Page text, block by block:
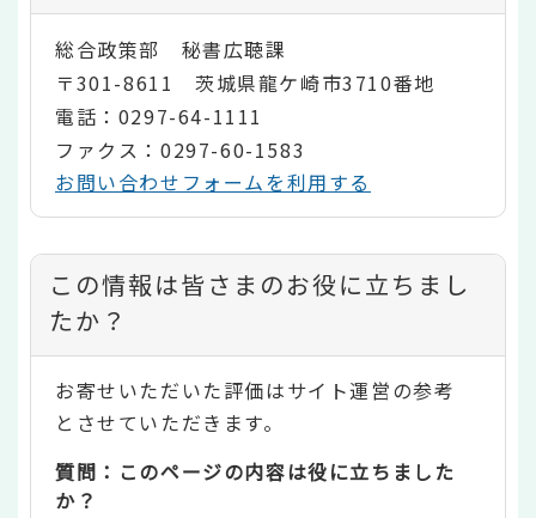
総合政策部 秘書広聴課
〒301-8611 茨城県龍ケ崎市3710番地
電話：0297-64-1111
ファクス：0297-60-1583
お問い合わせフォームを利用する
コ
ン
テ
ン
ツ
評
この情報は皆さまのお役に立ちまし
たか？
お寄せいただいた評価はサイト運営の参考
とさせていただきます。
質問：このページの内容は役に立ちました
か？